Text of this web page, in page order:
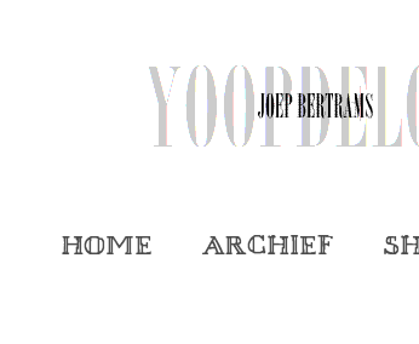
Home Archief